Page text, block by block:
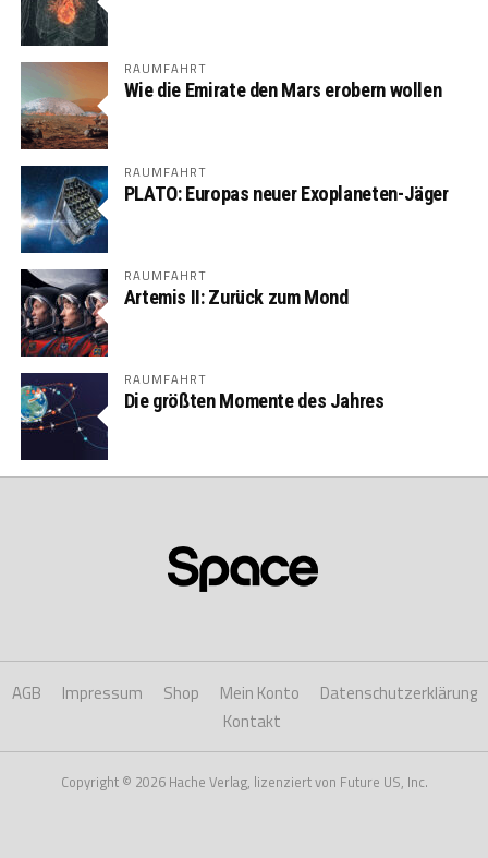
RAUMFAHRT
Wie die Emirate den Mars erobern wollen
RAUMFAHRT
PLATO: Europas neuer Exoplaneten-Jäger
RAUMFAHRT
Artemis II: Zurück zum Mond
RAUMFAHRT
Die größten Momente des Jahres
AGB Impressum Shop Mein Konto
Datenschutzerklärung
Kontakt
Copyright © 2026 Hache Verlag, lizenziert von Future US, Inc.